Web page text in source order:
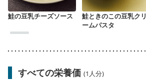
鮭の豆乳チーズソース
鮭ときのこの豆乳クリ
ームパスタ
すべての栄養価 (1人分)